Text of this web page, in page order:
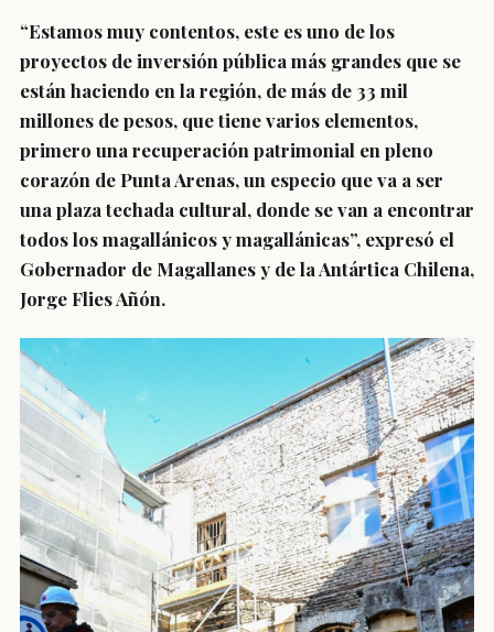
“Estamos muy contentos, este es uno de los
proyectos de inversión pública más grandes que se
están haciendo en la región, de más de 33 mil
millones de pesos, que tiene varios elementos,
primero una recuperación patrimonial en pleno
corazón de Punta Arenas, un especio que va a ser
una plaza techada cultural, donde se van a encontrar
todos los magallánicos y magallánicas”, expresó el
Gobernador de Magallanes y de la Antártica Chilena,
Jorge Flies Añón.